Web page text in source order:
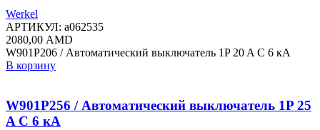
Werkel
АРТИКУЛ: a062535
2080,00 AMD
W901P206 / Автоматический выключатель 1P 20 A C 6 кА
В корзину
W901P256 / Автоматический выключатель 1P 25
A C 6 кА